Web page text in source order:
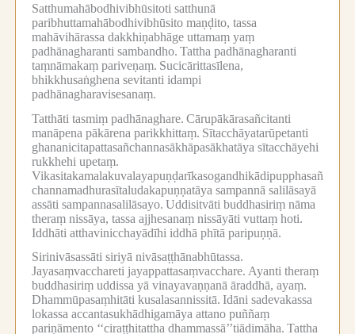
Satthumahābodhivibhūsitoti satthunā
paribhuttamahābodhivibhūsito maṇḍito, tassa
mahāvihārassa dakkhiṇabhāge uttamaṃ yaṃ
padhānagharanti sambandho. Tattha padhānagharanti
taṃnāmakaṃ pariveṇaṃ. Sucicārittasīlena,
bhikkhusaṅghena sevitanti idampi
padhānagharavisesanaṃ.
Tatthāti tasmiṃ padhānaghare. Cārupākārasañcitanti
manāpena pākārena parikkhittaṃ. Sītacchāyatarūpetanti
ghananicitapattasañchannasākhāpasākhatāya sītacchāyehi
rukkhehi upetaṃ.
Vikasitakamalakuvalayapuṇḍarīkasogandhikādipupphasañ
channamadhurasītaludakapuṇṇatāya sampannā salilāsayā
assāti sampannasalilāsayo. Uddisitvāti buddhasiriṃ nāma
theraṃ nissāya, tassa ajjhesanaṃ nissāyāti vuttaṃ hoti.
Iddhāti atthavinicchayādīhi iddhā phītā paripuṇṇā.
Sirinivāsassāti siriyā nivāsaṭṭhānabhūtassa.
Jayasaṃvacchareti jayappattasaṃvacchare. Ayanti theraṃ
buddhasiriṃ uddissa yā vinayavaṇṇanā āraddhā, ayaṃ.
Dhammūpasaṃhitāti kusalasannissitā. Idāni sadevakassa
lokassa accantasukhādhigamāya attano puññaṃ
pariṇāmento ‘‘ciraṭṭhitattha dhammassā’’tiādimāha. Tattha